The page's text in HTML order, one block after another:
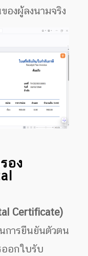
องผู้ลงนามจริง
อง
Certificate)
การยืนยันตัวตน
อกใบรับ